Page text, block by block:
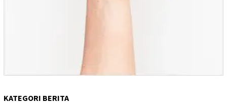
KATEGORI BERITA